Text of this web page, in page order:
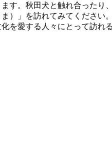
す。秋田犬と触れ合った
）」を訪れてみてください
を愛する人々にとって訪れ